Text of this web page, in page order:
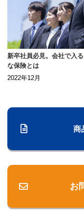
新卒社員必見。会社で入
な保険とは
2022年12月
商
お